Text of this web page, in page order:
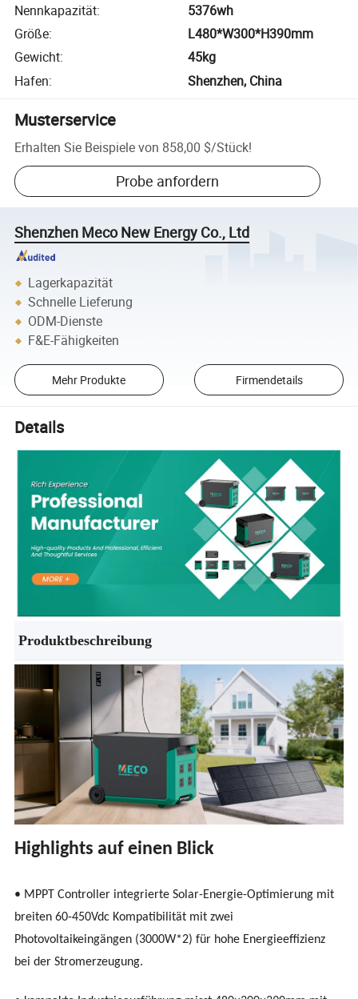
Nennkapazität:
5376wh
Größe:
L480*W300*H390mm
Gewicht:
45kg
Hafen: Shenzhen, China
Musterservice
Erhalten Sie Beispiele von 858,00 $/Stück!
Probe anfordern
Shenzhen Meco New Energy Co., Ltd
Lagerkapazität
Schnelle Lieferung
ODM-Dienste
F&E-Fähigkeiten
Mehr Produkte Firmendetails
Details
Produktbeschreibung
Highlights auf einen Blick
• MPPT Controller integrierte Solar-Energie-Optimierung mit
breiten 60-450Vdc Kompatibilität mit zwei
Photovoltaikeingängen (3000W*2) für hohe Energieeffizienz
bei der Stromerzeugung.